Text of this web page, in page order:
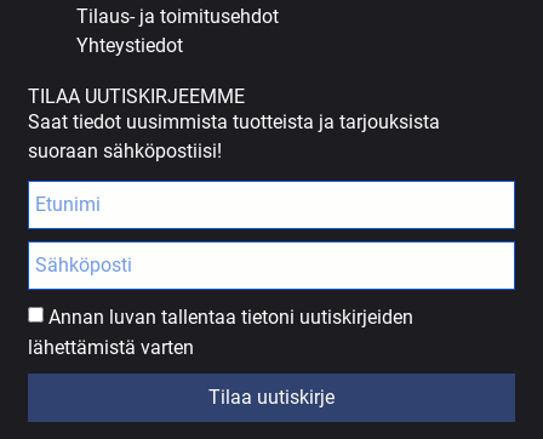
Tilaus- ja toimitusehdot
Yhteystiedot
TILAA UUTISKIRJEEMME
Saat tiedot uusimmista tuotteista ja tarjouksista
suoraan sähköpostiisi!
Annan luvan tallentaa tietoni uutiskirjeiden
lähettämistä varten
Tilaa uutiskirje